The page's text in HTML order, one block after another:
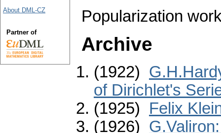
Popularization
Archive
(1922)
of Dirichlet's
(1925) Felix
(1926)
About DML-CZ
Partner of